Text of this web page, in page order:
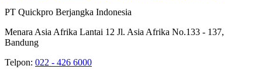
PT Quickpro Berjangka Indonesia
Menara Asia Afrika Lantai 12 Jl. Asia Afrika No.133 - 137,
Bandung
Telpon: 022 - 426 6000